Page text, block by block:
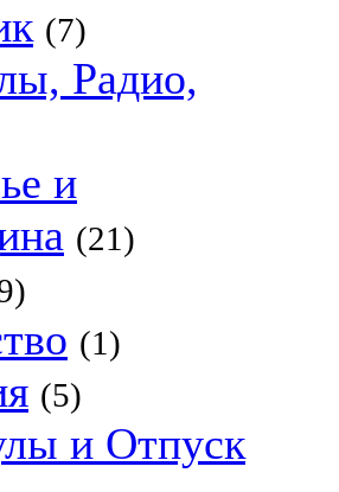
(7)
Радио,
и
(21)
(1)
(5)
и Отпуск